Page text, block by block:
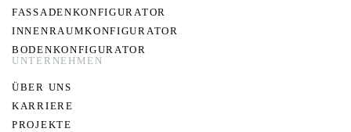
FASSADENKONFIGURATOR
INNENRAUMKONFIGURATOR
BODENKONFIGURATOR
UNTERNEHMEN
ÜBER UNS
KARRIERE
PROJEKTE